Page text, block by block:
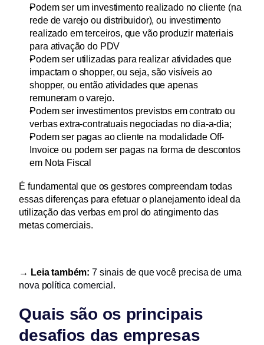
Podem ser um investimento realizado no cliente (na
rede de varejo ou distribuidor), ou investimento
realizado em terceiros, que vão produzir materiais
para ativação do PDV
Podem ser utilizadas para realizar atividades que
impactam o shopper, ou seja, são visíveis ao
shopper, ou então atividades que apenas
remuneram o varejo.
Podem ser investimentos previstos em contrato ou
verbas extra-contratuais negociadas no dia-a-dia;
Podem ser pagas ao cliente na modalidade Off-
Invoice ou podem ser pagas na forma de descontos
em Nota Fiscal
É fundamental que os gestores compreendam todas
essas diferenças para efetuar o planejamento ideal da
utilização das verbas em prol do atingimento das
metas comerciais.
→ Leia também: 7 sinais de que você precisa de uma
nova política comercial .
Quais são os principais
desafios das empresas